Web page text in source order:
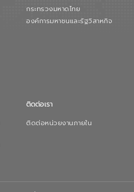
กระทรวงมหาดไทย
องค์การมหาชนและรัฐวิสาหกิจ
ติดต่อเรา
ติดต่อหน่วยงานภายใน